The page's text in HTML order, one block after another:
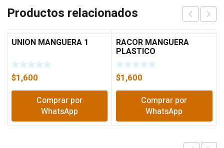
Productos relacionados
UNION MANGUERA 1
$1,600
Comprar por
WhatsApp
RACOR MANGUERA
PLASTICO
$1,600
Comprar por
WhatsApp